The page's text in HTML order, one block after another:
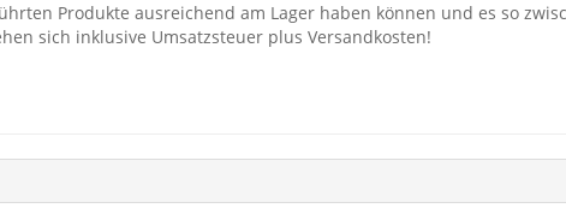
Produkte ausreichend am Lager haben können und es so
sich inklusive Umsatzsteuer plus Versandkosten!